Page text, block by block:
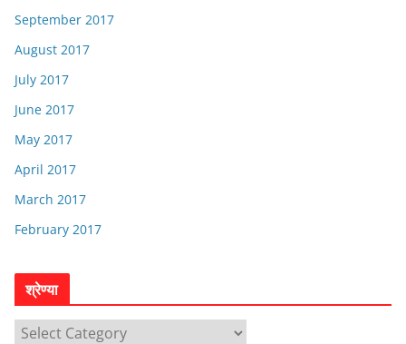
September 2017
August 2017
July 2017
June 2017
May 2017
April 2017
March 2017
February 2017
श्रेण्या
श्रे